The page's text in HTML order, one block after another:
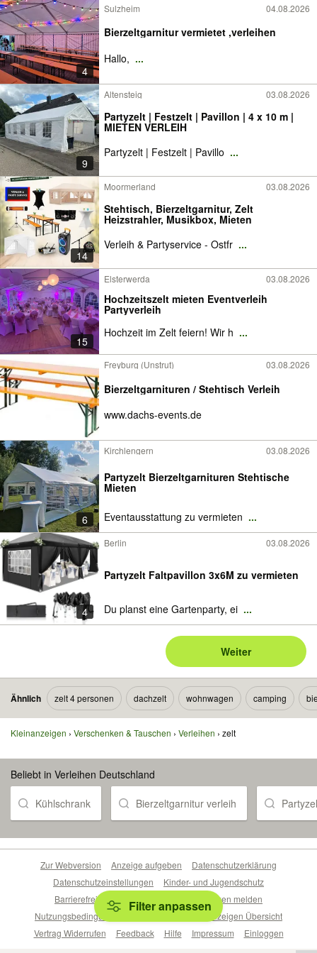
4
Sulzheim 04.08.2026
Bierzeltgarnitur vermietet ,verleihen
Hallo, ...
9
Altensteig 03.08.2026
Partyzelt | Festzelt | Pavillon | 4 x 10 m |
MIETEN VERLEIH
Partyzelt | Festzelt | Pavillo ...
14
Moormerland 03.08.2026
Stehtisch, Bierzeltgarnitur, Zelt
Heizstrahler, Musikbox, Mieten
Verleih & Partyservice - Ostfr ...
15
Elsterwerda 03.08.2026
Hochzeitszelt mieten Eventverleih
Partyverleih
Hochzeit im Zelt feiern! Wir h ...
Freyburg (Unstrut) 03.08.2026
Bierzeltgarnituren / Stehtisch Verleih
www.dachs-events.de
6
Kirchlengern 03.08.2026
Partyzelt Bierzeltgarnituren Stehtische
Mieten
Eventausstattung zu vermieten ...
4
Berlin 03.08.2026
Partyzelt Faltpavillon 3x6M zu vermieten
Du planst eine Gartenparty, ei ...
Weiter
Ähnlich zelt 4 personen dachzelt wohnwagen camping
Kleinanzeigen Verschenken & Tauschen Verleihen zelt
Beliebt in Verleihen Deutschland
Kühlschrank Bierzeltgarnitur verleih
Filter anpassen
Zur Webversion Anzeige aufgeben
Datenschutzerklärung
Datenschutzeinstellungen
Kinder- und Jugendschutz
Barrierefreiheitserklärung
Sicherheitslücken melden
Nutzungsbedingungen
Beliebte Suchen
Anzeigen Übersicht
Vertrag Widerrufen
Feedback Hilfe Impressum Einloggen